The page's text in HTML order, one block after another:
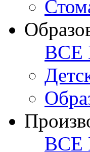
ВСЕ
ВСЕ